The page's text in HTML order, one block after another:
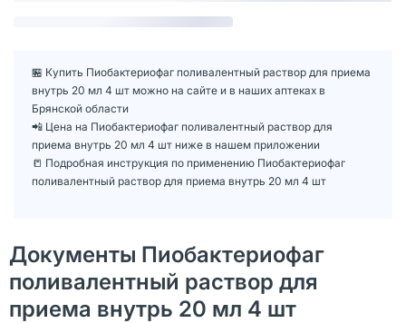
🏪 Купить Пиобактериофаг поливалентный раствор для приема
внутрь 20 мл 4 шт можно на сайте и в наших аптеках в
Брянской области
📲 Цена на Пиобактериофаг поливалентный раствор для
приема внутрь 20 мл 4 шт ниже в нашем приложении
📒 Подробная инструкция по применению Пиобактериофаг
поливалентный раствор для приема внутрь 20 мл 4 шт
Документы Пиобактериофаг
поливалентный раствор для
приема внутрь 20 мл 4 шт